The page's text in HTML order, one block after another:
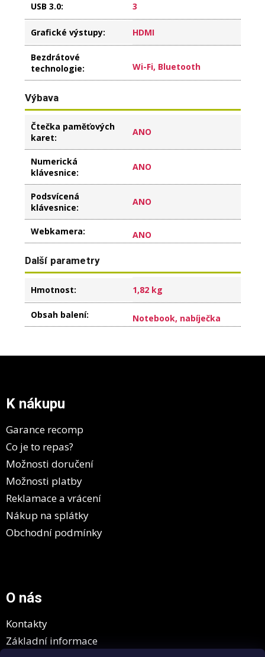
USB 3.0: 3
Grafické výstupy: HDMI
Bezdrátové
technologie: Wi-Fi, Bluetooth
Výbava
Čtečka paměťových
karet: ANO
Numerická
klávesnice: ANO
Podsvícená
klávesnice: ANO
Webkamera: ANO
Další parametry
Hmotnost: 1,82 kg
Obsah balení: Notebook, nabíječka
K nákupu
Garance recomp
Co je to repas?
Možnosti doručení
Možnosti platby
Reklamace a vrácení
Nákup na splátky
Obchodní podmínky
O nás
Kontakty
Základní informace